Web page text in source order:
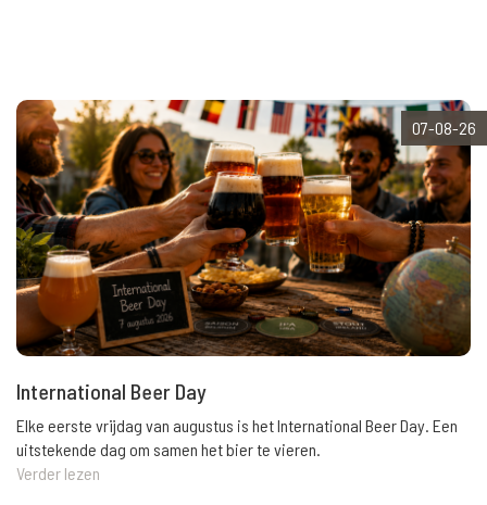
07-08-26
International Beer Day
Elke eerste vrijdag van augustus is het International Beer Day. Een
uitstekende dag om samen het bier te vieren.
Verder lezen